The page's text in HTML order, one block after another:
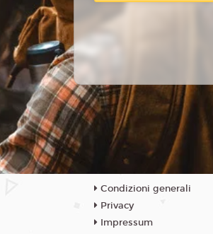
Condizioni generali
Privacy
Impressum